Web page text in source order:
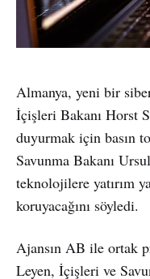
Almanya, yeni bir
İçişleri Bakanı Horst
duyurmak için basın
Savunma Bakanı
teknolojilere yatırım
koruyacağını söyledi.
Ajansın AB ile ortak
Leyen, İçişleri ve